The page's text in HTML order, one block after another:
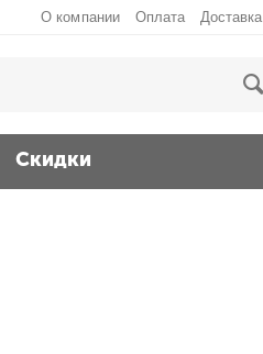
О компании Оплата Доставка
Скидки